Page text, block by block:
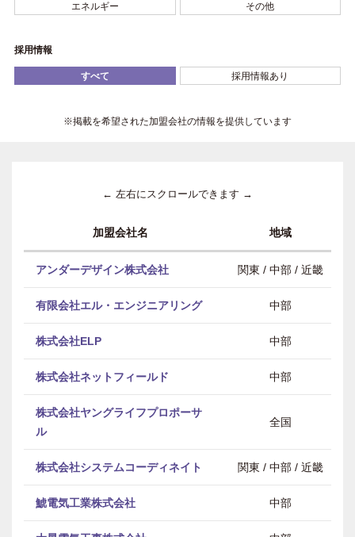
エネルギー その他
採用情報
すべて 採用情報あり
※掲載を希望された加盟会社の情報を提供しています
← 左右にスクロールできます →
加盟会社名 地域
アンダーデザイン株式会社 関東 / 中部 / 近畿
有限会社エル・エンジニアリング 中部
株式会社ELP 中部
株式会社ネットフィールド 中部
株式会社ヤングライフプロポーサ
ル
全国
株式会社システムコーディネイト 関東 / 中部 / 近畿
鯱電気工業株式会社 中部